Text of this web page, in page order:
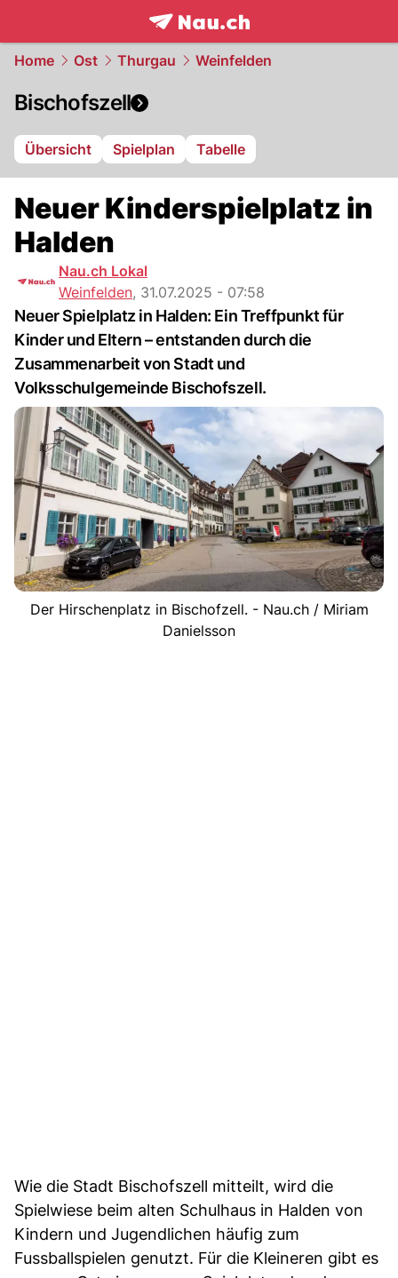
frontpage.NAU.ch
Home Ost Thurgau Weinfelden
Bischofszell
Übersicht Spielplan Tabelle
Neuer Kinderspielplatz in
Halden
Nau.ch Lokal
Weinfelden, 31.07.2025 - 07:58
Neuer Spielplatz in Halden: Ein Treffpunkt für
Kinder und Eltern – entstanden durch die
Zusammenarbeit von Stadt und
Volksschulgemeinde Bischofszell.
Der Hirschenplatz in Bischofzell. - Nau.ch / Miriam
Danielsson
Wie die Stadt Bischofszell mitteilt, wird die
Spielwiese beim alten Schulhaus in Halden von
Kindern und Jugendlichen häufig zum
Fussballspielen genutzt. Für die Kleineren gibt es